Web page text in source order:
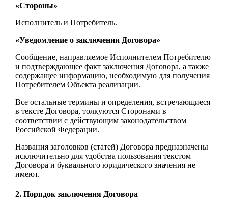
«Стороны»
Исполнитель и Потребитель.
«Уведомление о заключении Договора»
Сообщение, направляемое Исполнителем Потребителю
и подтверждающее факт заключения Договора, а также
содержащее информацию, необходимую для получения
Потребителем Объекта реализации.
Все остальные термины и определения, встречающиеся
в тексте Договора, толкуются Сторонами в
соответствии с действующим законодательством
Российской Федерации.
Названия заголовков (статей) Договора предназначены
исключительно для удобства пользования текстом
Договора и буквального юридического значения не
имеют.
2. Порядок заключения Договора